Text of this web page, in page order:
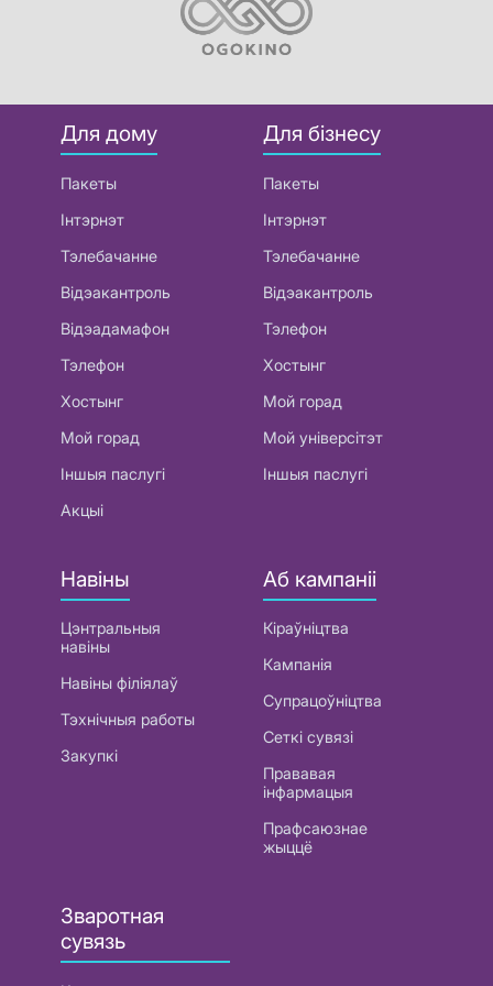
Для дому
Пакеты
Інтэрнэт
Тэлебачанне
Відэакантроль
Відэадамафон
Тэлефон
Хостынг
Мой горад
Іншыя паслугі
Акцыі
Для бізнесу
Пакеты
Інтэрнэт
Тэлебачанне
Відэакантроль
Тэлефон
Хостынг
Мой горад
Мой універсітэт
Іншыя паслугі
Навіны
Цэнтральныя
навіны
Навіны філіялаў
Тэхнічныя работы
Закупкі
Аб кампаніі
Кіраўніцтва
Кампанія
Супрацоўніцтва
Сеткі сувязі
Прававая
інфармацыя
Прафсаюзнае
жыццё
Зваротная
сувязь